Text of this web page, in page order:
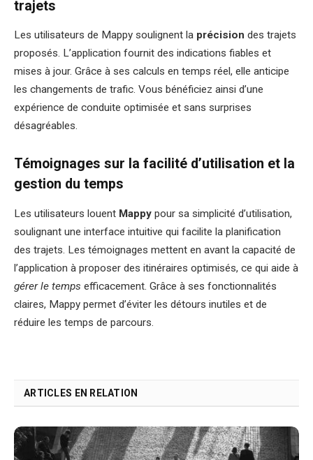
trajets
Les utilisateurs de Mappy soulignent la précision des trajets
proposés. L’application fournit des indications fiables et
mises à jour. Grâce à ses calculs en temps réel, elle anticipe
les changements de trafic. Vous bénéficiez ainsi d’une
expérience de conduite optimisée et sans surprises
désagréables.
Témoignages sur la facilité d’utilisation et la
gestion du temps
Les utilisateurs louent Mappy pour sa simplicité d’utilisation,
soulignant une interface intuitive qui facilite la planification
des trajets. Les témoignages mettent en avant la capacité de
l’application à proposer des itinéraires optimisés, ce qui aide à
gérer le temps efficacement. Grâce à ses fonctionnalités
claires, Mappy permet d’éviter les détours inutiles et de
réduire les temps de parcours.
ARTICLES EN RELATION